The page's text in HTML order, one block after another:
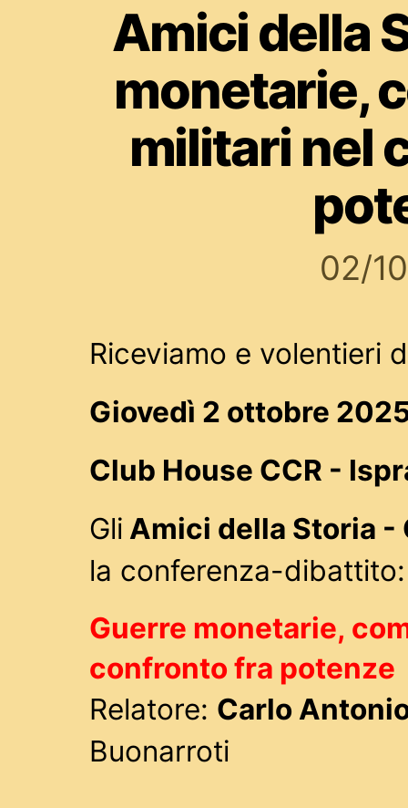
Amici della
monetarie,
militari nel
02/
Riceviamo e volentieri
Giovedì 2 ottobre
Club House CCR -
Gli Amici della Storia -
la conferenza-dibattito:
Guerre monetarie,
confronto fra potenze
Relatore: Carlo
Buonarroti